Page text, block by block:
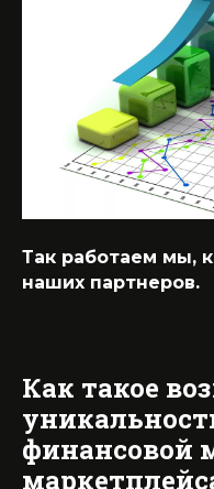
Так работаем мы,
наших партнеров.
Как такое
финансовой